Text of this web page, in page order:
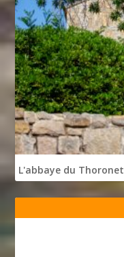
L'abbaye du Thoronet